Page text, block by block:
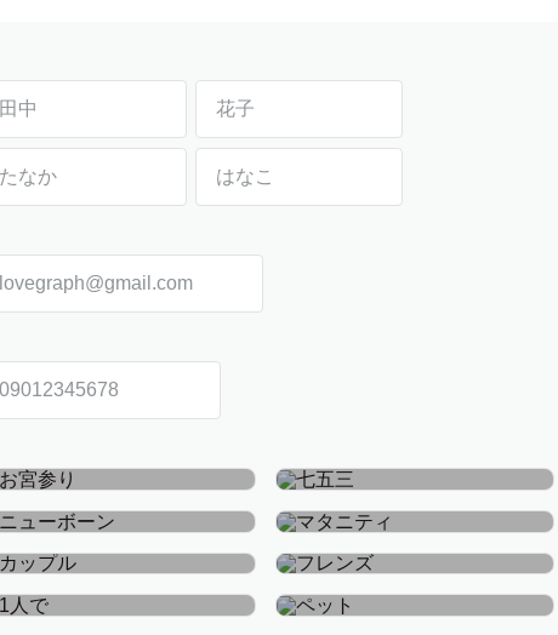
お宮参り・お食い初め
七五三
ニューボーン
マタニティ